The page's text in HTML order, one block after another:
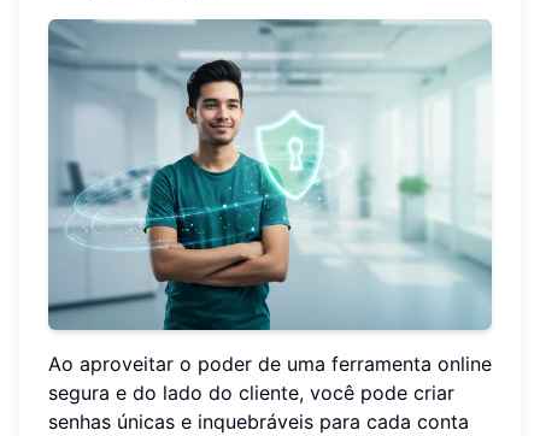
Ao aproveitar o poder de uma ferramenta online
segura e do lado do cliente, você pode criar
senhas únicas e inquebráveis para cada conta